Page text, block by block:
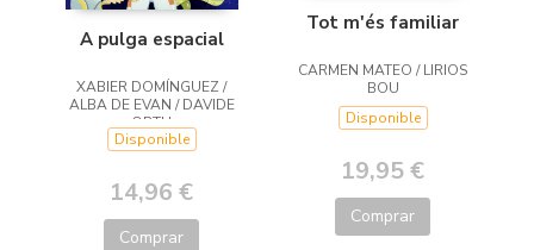
A pulga espacial
XABIER DOMÍNGUEZ /
ALBA DE EVAN / DAVIDE
ORTU
Disponible
14,96 €
Comprar
Tot m'és familiar
CARMEN MATEO / LIRIOS
BOU
Disponible
19,95 €
Comprar